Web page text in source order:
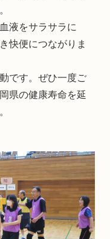
液をサラサラに
快便につながりま
です。ぜひ一度ご
県の健康寿命を延